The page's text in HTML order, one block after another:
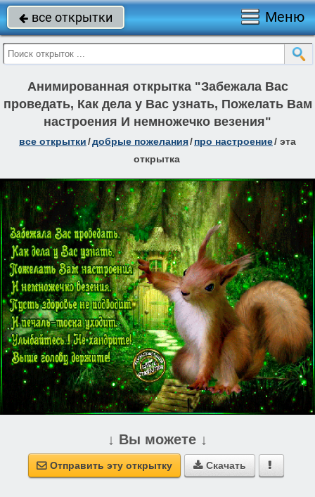
 все открытки Меню
Анимированная открытка "Забежала Вас
проведать, Как дела у Вас узнать, Пожелать Вам
настроения И немножечко везения"
все открытки/добрые пожелания/про настроение/ эта
открытка
↓ Вы можете ↓
 Отправить эту открытку  Скачать 